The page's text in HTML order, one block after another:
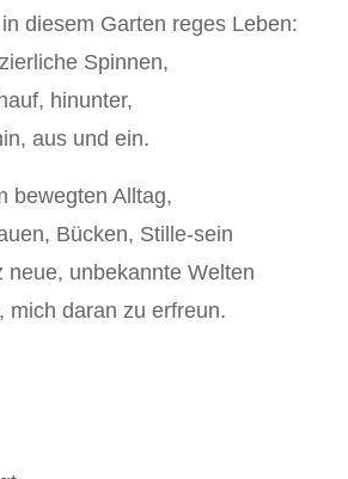
diesem Garten reges Leben:
Spinnen,
hinunter,
aus und ein.
bewegten Alltag,
Bücken, Stille-sein
neue, unbekannte Welten
mich daran zu erfreun.